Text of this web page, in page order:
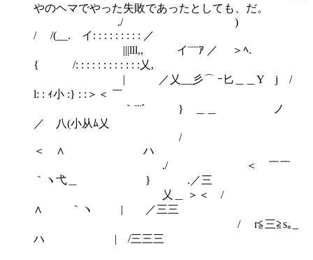
やのヘマでやった失敗であったとしても、だ。
./ )
/ /(__. イ: : : : : : : : : ／
|||lll,, イ¨¨¨ｱ ／ ＞ﾍ.
{ /: : : : : : : : : : : :乂,
| ／乂__彡⌒ ｰ匕＿＿Y j /
l: : ｨ小 :} : :＞＜ ￣
｀¨¨´ } ＿＿ ノ
／ 八(小从ﾑ乂
/
＜ ∧ ハ
./ ＜ ￣￣
｀ヽ弋＿ } .／三
乂＿ ＞＜ /
∧ ｀ヽ | ／三三
/ r≦三≧s｡_
ハ | /三三三